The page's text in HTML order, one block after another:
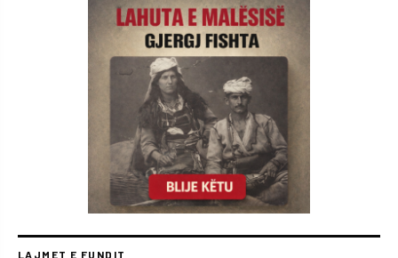
LAJMET E FUNDIT